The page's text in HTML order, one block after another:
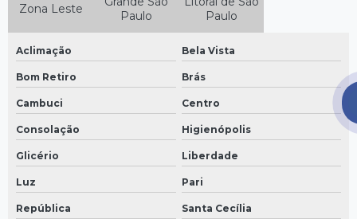
Eletroduto zincado preço
Perfilado perfurado preço
Perfilados sp
Tampa de eletrocalha
Venda de perfilados
Zona Leste
Paulo
Paulo
Aclimação Bela Vista
Bom Retiro Brás
Cambuci Centro
Consolação Higienópolis
Glicério Liberdade
Luz Pari
República Santa Cecília